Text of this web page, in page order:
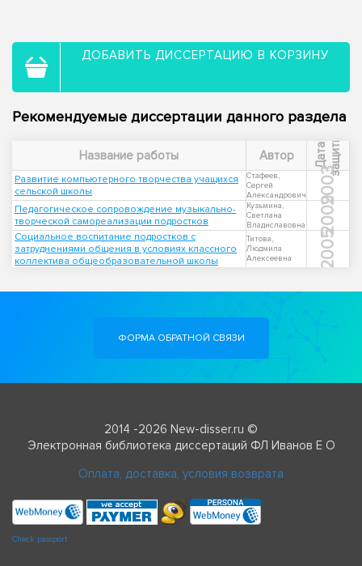
ДОБАВИТЬ ДИССЕРТАЦИЮ В КОРЗИНУ
Рекомендуемые диссертации данного раздела
Название работы Автор Д
а
т
а
з
а
щ
и
ты
Развитие компьютерного творчества учащихся
сельской школы
Стафеев,
Сергей
Александрович
2003
Педагогическое сопровождение музыкально-
творческой самореализации подростков
Кузьмина,
Светлана
Владиславовна
2009
Социальное воспитание подростков с
затруднениями общения в условиях классного
коллектива общеобразовательной школы
Титова,
Людмила
Алексеевна
2005
ФОРМА ОБРАТНОЙ СВЯЗИ
2014 -2026 New-disser.ru ©
Электронная библиотека диссертаций ФЛ Иванов Е О
Оплата, доставка, условия возврата
Check passport